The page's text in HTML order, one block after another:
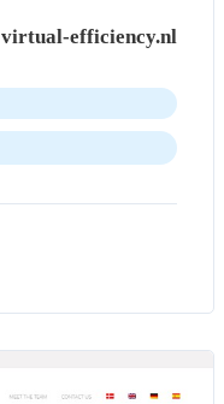
virtual-efficiency.nl